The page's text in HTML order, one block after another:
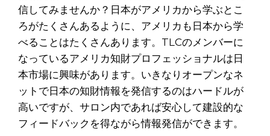
信してみませんか？日本がアメリカから学ぶとこ
ろがたくさんあるように、アメリカも日本から学
べることはたくさんあります。TLCのメンバーに
なっているアメリカ知財プロフェッショナルは日
本市場に興味があります。いきなりオープンなネ
ットで日本の知財情報を発信するのはハードルが
高いですが、サロン内であれば安心して建設的な
フィードバックを得ながら情報発信ができます。